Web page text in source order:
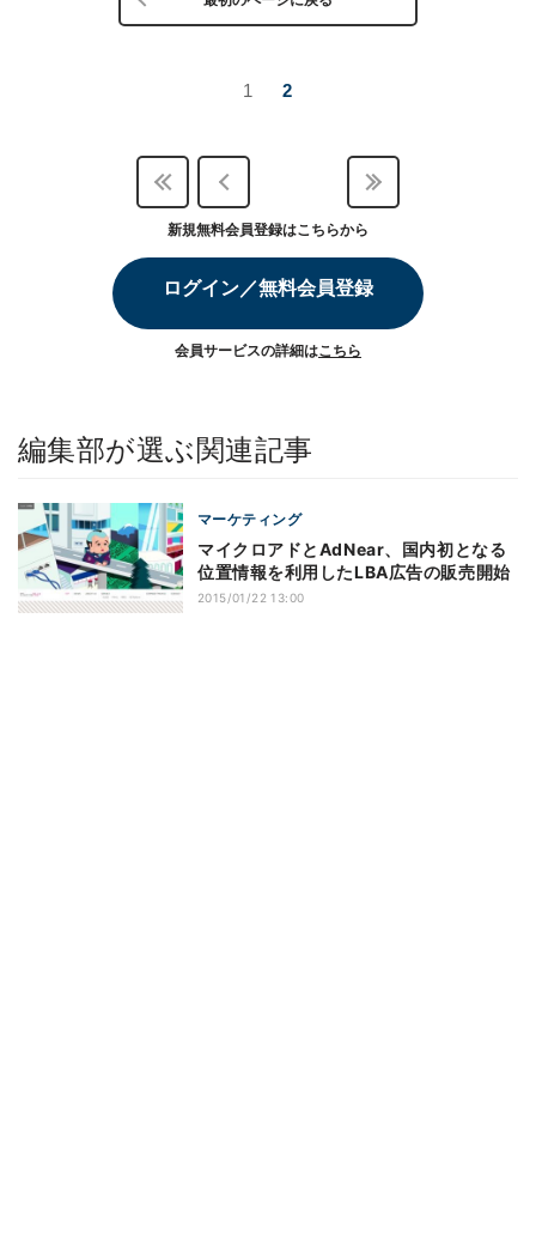
1 2
新規無料会員登録はこちらから
ログイン／無料会員登録
会員サービスの詳細はこちら
編集部が選ぶ関連記事
マーケティング
マイクロアドとAdNear、国内初となる
位置情報を利用したLBA広告の販売開始
2015/01/22 13:00